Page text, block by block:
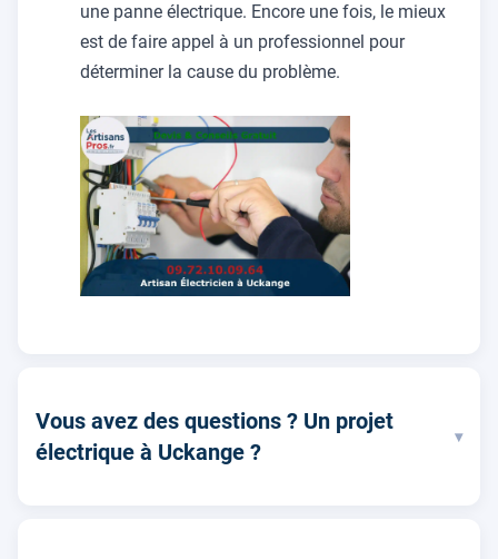
une panne électrique. Encore une fois, le mieux
est de faire appel à un professionnel pour
déterminer la cause du problème.
Vous avez des questions ? Un projet
électrique à Uckange ?
▾